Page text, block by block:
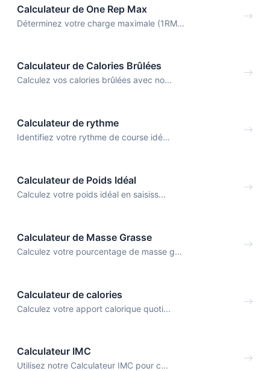
Calculateur de One Rep Max
Déterminez votre charge maximale (1RM...
Calculateur de Calories Brûlées
Calculez vos calories brûlées avec no...
Calculateur de rythme
Identifiez votre rythme de course idé...
Calculateur de Poids Idéal
Calculez votre poids idéal en saisiss...
Calculateur de Masse Grasse
Calculez votre pourcentage de masse g...
Calculateur de calories
Calculez votre apport calorique quoti...
Calculateur IMC
Utilisez notre Calculateur IMC pour c...